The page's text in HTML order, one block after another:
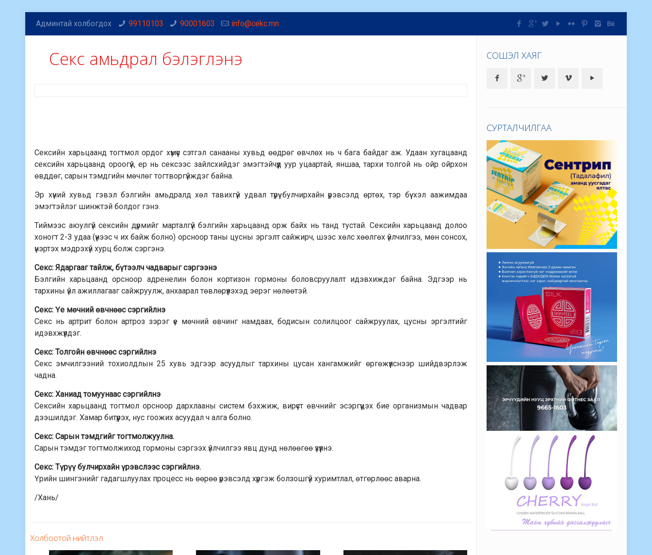
Админтай холбогдох 99110103 90001603 info@cekc.mn
Секс амьдрал бэлэглэнэ
Сексийн харьцаанд тогтмол ордог хүмүүс сэтгэл санааны хувьд өөдрөг өвчлөх нь ч бага байдаг аж. Удаан хугацаанд
сексийн харьцаанд ороогүй, ер нь сексээс зайлсхийдэг эмэгтэйчүүд уур уцаартай, яншаа, тархи толгой нь ойр ойрхон
өвддөг, сарын тэмдгийн мөчлөг тогтворгүйждэг байна.
Эр хүний хувьд гэвэл бэлгийн амьдралд хөл тавихгүй удвал түрүү булчирхайн үрэвсэлд өртөх, тэр бүү хэл аажимдаа
эмэгтэйлэг шинжтэй болдог гэнэ.
Тиймээс аюулгүй сексийн дүрмийг марталгүй бэлгийн харьцаанд орж байх нь танд тустай. Сексийн харьцаанд долоо
хоногт 2-З удаа (үүнээс ч их байж болно) орсноор таны цусны эргэлт сайжирч, шээс хөлс хөөлгөх үйлчилгээ, мөн сонсох,
үнэртэх мэдрэхүй хурц болж сэргэнэ.
Секс: Ядаргааг тайлж, бүтээлч чадварыг сэргээнэ
Бэлгийн харьцаанд орсноор адренелин болон кортизон гормоны боловсруулалт идэвхиждэг байна. Эдгээр нь
тархины үйл ажиллагааг сайжруулж, анхаарал төвлөрүүлэхэд эерэг нөлөөтэй.
Секс: Үе мөчний өвчнөөс сэргийлнэ
Секс нь артрит болон артроз зэрэг үе мөчний өвчинг намдаах, бодисын солилцоог сайжруулах, цусны эргэлтийг
идэвхжүүлдэг.
Секс: Толгойн өвчнөөс сэргийлнэ
Секс эмчилгээний тохиолдлын 25 хувь эдгээр асуудлыг тархины цусан хангамжийг өргөжүүлснээр шийдвэрлэж
чадна.
Секс: Ханиад томуунаас сэргийлнэ
Сексийн харьцаанд тогтмол орсноор дархлааны систем бэхжиж, вирүст өвчнийг эсэргүүцэх бие организмын чадвар
дээшилдэг. Хамар битүүрэх, нус гоожих асуудал ч алга болно.
Секс: Сарын тэмдгийг тогтмолжуулна.
Сарын тэмдэг тогтмолжиход гормоны сэргээх үйлчилгээ явц дунд нөлөөгөө үзүүлнэ.
Секс: Түрүү булчирхайн үрэвслээс сэргийлнэ.
Үрийн шингэнийг гадагшлуулах процесс нь өөрөө үрэвсэлд хүргэж болзошгүй хуримтлал, өтгөрлөөс аварна.
/Хань/
Холбоотой нийтлэл
СОШЭЛ ХАЯГ
СУРТАЛЧИЛГАА